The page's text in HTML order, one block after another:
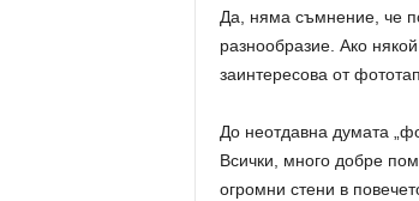
Да, няма съмнение, че
разнообразие. Ако
заинтересова от
До неотдавна думата
Всички, много добре
огромни стени в